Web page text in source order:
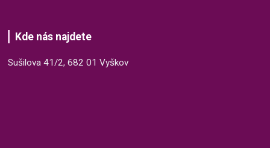
Kde nás najdete
Sušilova 41/2, 682 01 Vyškov